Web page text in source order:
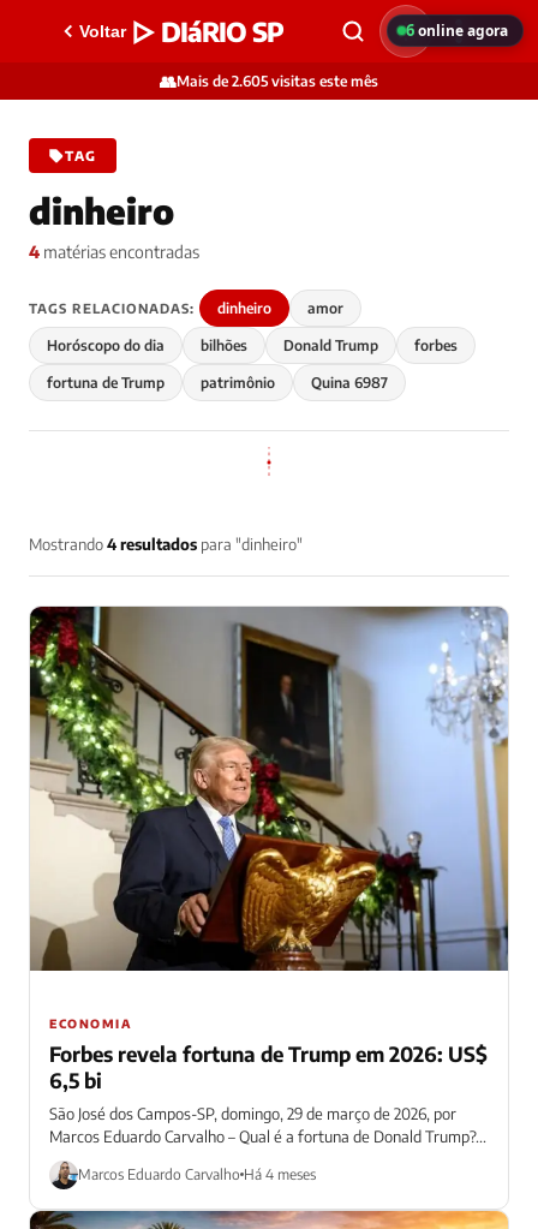
Voltar ▷ DIáRIO SP
👥Mais de 2.605 visitas este mês
TAG
dinheiro
4 matérias encontradas
TAGS RELACIONADAS: dinheiro amor
Horóscopo do dia bilhões Donald Trump forbes
fortuna de Trump patrimônio Quina 6987
Mostrando4 resultados para "dinheiro"
ECONOMIA
Forbes revela fortuna de Trump em 2026: US$
6,5 bi
São José dos Campos-SP, domingo, 29 de março de 2026, por
Marcos Eduardo Carvalho – Qual é a fortuna de Donald Trump?...
Marcos Eduardo Carvalho Há 4 meses
6online agora